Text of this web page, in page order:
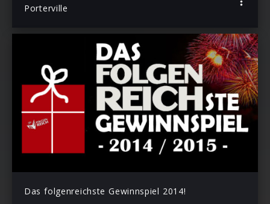
Porterville
Das folgenreichste Gewinnspiel 2014!